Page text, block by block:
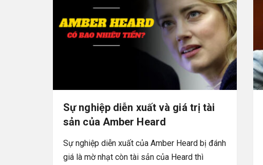
Sự nghiệp diễn xuất và giá trị tài
sản của Amber Heard
Sự nghiệp diễn xuất của Amber Heard bị đánh
giá là mờ nhạt còn tài sản của Heard thì